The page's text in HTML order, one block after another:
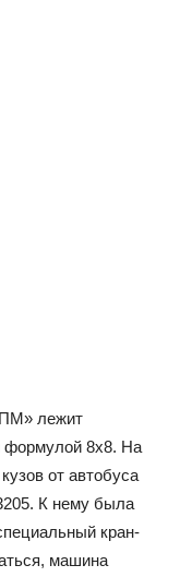
лежит
формулой 8х8. На
от автобуса
К нему была
кран-
машина